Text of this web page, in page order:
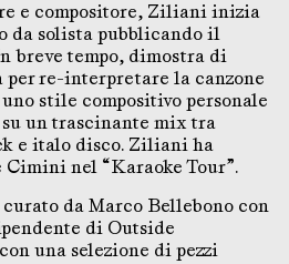
e compositore, Ziliani inizia
da solista pubblicando il
breve tempo, dimostra di
per re-interpretare la canzone
stile compositivo personale
un trascinante mix tra
e italo disco. Ziliani ha
nel “Karaoke Tour”.
da Marco Bellebono con
di Outside
una selezione di pezzi